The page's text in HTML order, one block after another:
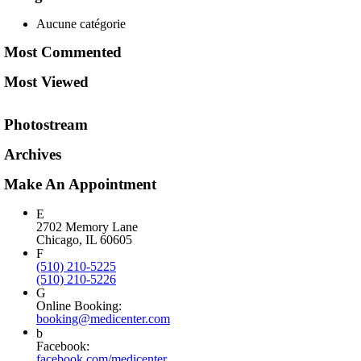
Aucune catégorie
Most Commented
Most Viewed
Photostream
Archives
Make An Appointment
2702 Memory Lane
Chicago, IL 60605
(510) 210-5225
(510) 210-5226
Online Booking:
booking@medicenter.com
Facebook: